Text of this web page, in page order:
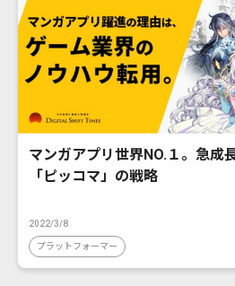
マンガアプリ世界NO.１。急成
「ピッコマ」の戦略
2022/3/8
プラットフォーマー